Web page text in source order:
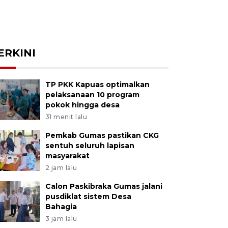
TP PKK Kapuas optimalkan
pelaksanaan 10 program
pokok hingga desa
31 menit lalu
Pemkab Gumas pastikan CKG
sentuh seluruh lapisan
masyarakat
2 jam lalu
Calon Paskibraka Gumas jalani
pusdiklat sistem Desa
Bahagia
3 jam lalu